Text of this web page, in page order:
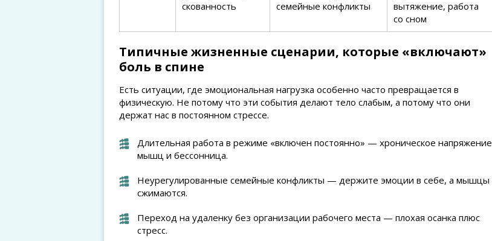
скованность
семейные конфликты
вытяжение, работа
со сном
Типичные жизненные сценарии, которые «включают»
боль в спине
Есть ситуации, где эмоциональная нагрузка особенно часто превращается в
физическую. Не потому что эти события делают тело слабым, а потому что они
держат нас в постоянном стрессе.
Длительная работа в режиме «включен постоянно» — хроническое напряжение
мышц и бессонница.
Неурегулированные семейные конфликты — держите эмоции в себе, а мышцы
сжимаются.
Переход на удаленку без организации рабочего места — плохая осанка плюс
стресс.